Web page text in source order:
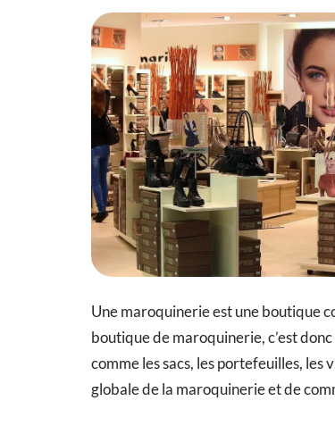
Une maroquinerie est une boutique
boutique de maroquinerie, c’est
comme les sacs, les portefeuilles,
globale de la maroquinerie et de